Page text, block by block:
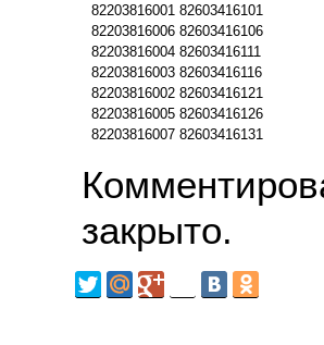
82203816001 82603416101
82203816006 82603416106
82203816004 82603416111
82203816003 82603416116
82203816002 82603416121
82203816005 82603416126
82203816007 82603416131
закрыто.